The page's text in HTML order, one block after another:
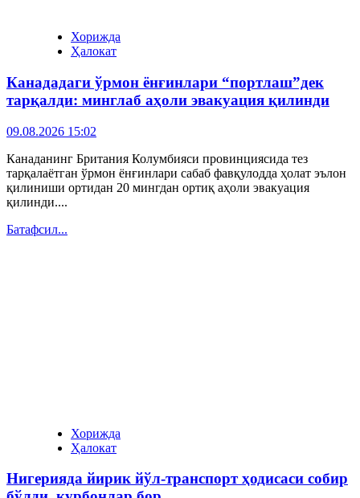
Хорижда
Ҳалокат
Канададаги ўрмон ёнғинлари “портлаш”дек
тарқалди: минглаб аҳоли эвакуация қилинди
09.08.2026 15:02
Канаданинг Британия Колумбияси провинциясида тез
тарқалаётган ўрмон ёнғинлари сабаб фавқулодда ҳолат эълон
қилиниши ортидан 20 мингдан ортиқ аҳоли эвакуация
қилинди....
Батафсил...
Хорижда
Ҳалокат
Нигерияда йирик йўл-транспорт ҳодисаси собир